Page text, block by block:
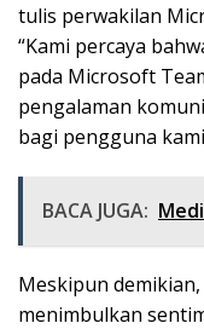
tulis perwakilan
“Kami percaya
pada Microsoft
pengalaman
bagi pengguna
BACA JUGA:
Meskipun
menimbulkan